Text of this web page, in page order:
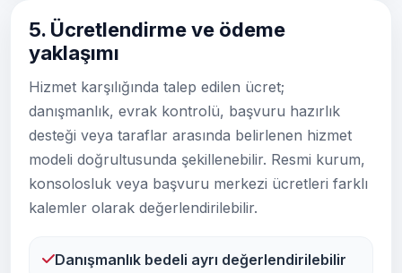
5. Ücretlendirme ve ödeme
yaklaşımı
Hizmet karşılığında talep edilen ücret;
danışmanlık, evrak kontrolü, başvuru hazırlık
desteği veya taraflar arasında belirlenen hizmet
modeli doğrultusunda şekillenebilir. Resmi kurum,
konsolosluk veya başvuru merkezi ücretleri farklı
kalemler olarak değerlendirilebilir.
Danışmanlık bedeli ayrı değerlendirilebilir